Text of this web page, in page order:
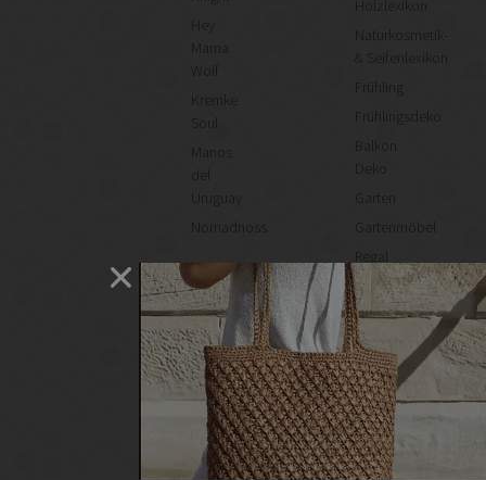
Mama
Wolf
Kremke
Manos
Uruguay
Nomadnoss
Holzlexikon
Naturkosmetik-
& Seifenlexikon
Frühling
Frühlingsdeko
Balkon
Deko
Garten
Gartenmöbel
Regal
selber
machen
Heimwerken
Renovieren
DIY
GESCHÄFTE
Bastelbedarf
Stoffgeschäfte